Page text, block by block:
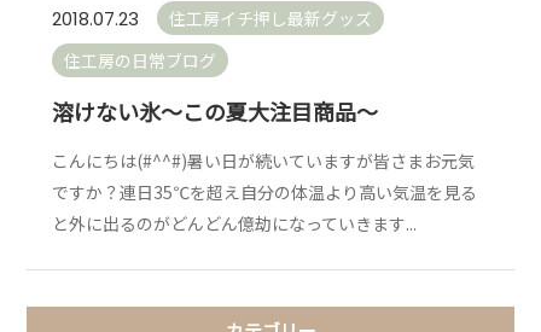
2018.07.23
住工房イチ押し最新グッズ
住工房の日常ブログ
溶けない氷～この夏大注目商品～
こんにちは(#^^#)暑い日が続いていますが皆さまお元気
ですか？連日35℃を超え自分の体温より高い気温を見る
と外に出るのがどんどん億劫になっていきます...